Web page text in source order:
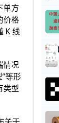
单方
价格
K 线
情况
等形
类型